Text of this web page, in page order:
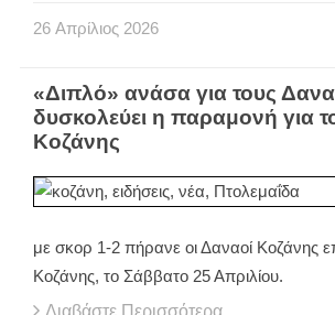
26 Απρίλιος 2026
«Διπλό» ανάσα για τους
δυσκολεύει η παραμονή για
Κοζάνης
με σκορ 1-2 πήρανε οι Δαναοί Κοζάνης
Κοζάνης, το Σάββατο 25 Απριλίου.
Διαβάστε Περισσότερα